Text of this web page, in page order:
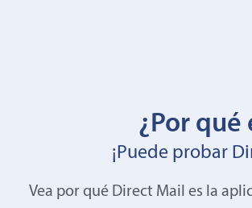
¿Por qué
¡Puede probar
Vea por qué Direct Mail es la